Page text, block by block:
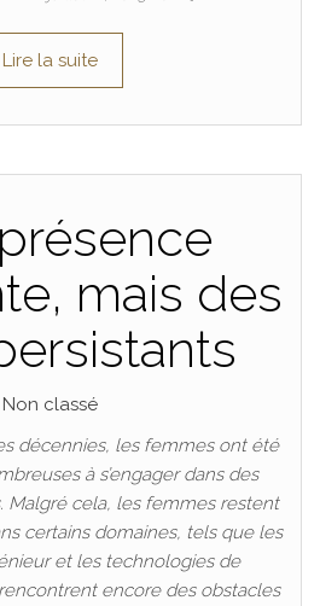
Lire la suite
mais des
Non classé
décennies, les femmes ont été
à s’engager dans des
Malgré cela, les femmes restent
certains domaines, tels que les
et les technologies de
encore des obstacles